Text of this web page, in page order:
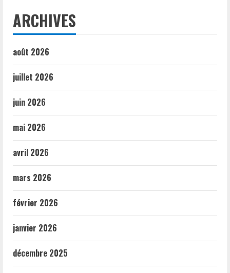
ARCHIVES
août 2026
juillet 2026
juin 2026
mai 2026
avril 2026
mars 2026
février 2026
janvier 2026
décembre 2025